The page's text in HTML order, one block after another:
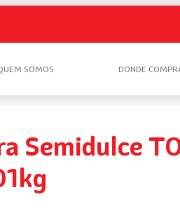
SOMOS DONDE
Semidulce